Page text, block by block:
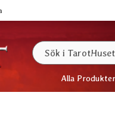
Sök
Alla Produkter